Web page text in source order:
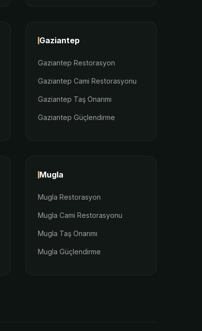
Gaziantep
Gaziantep Restorasyon
Gaziantep Cami Restorasyonu
Gaziantep Taş Onarımı
Gaziantep Güçlendirme
Mugla
Mugla Restorasyon
Mugla Cami Restorasyonu
Mugla Taş Onarımı
Mugla Güçlendirme